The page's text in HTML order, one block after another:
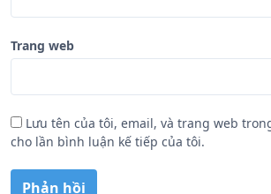
Trang web
Lưu tên của tôi, email, và trang web
cho lần bình luận kế tiếp của tôi.